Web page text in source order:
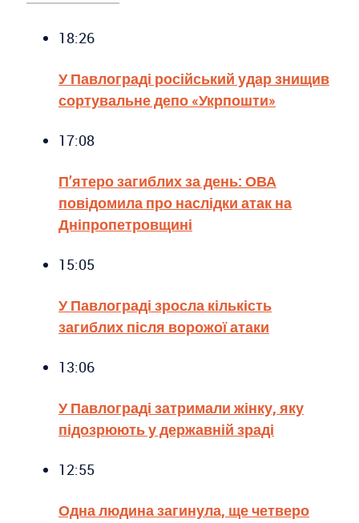
18:26
У Павлограді російський удар знищив
сортувальне депо «Укрпошти»
17:08
П’ятеро загиблих за день: ОВА
повідомила про наслідки атак на
Дніпропетровщині
15:05
У Павлограді зросла кількість
загиблих після ворожої атаки
13:06
У Павлограді затримали жінку, яку
підозрюють у державній зраді
12:55
Одна людина загинула, ще четверо